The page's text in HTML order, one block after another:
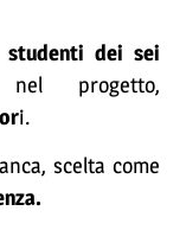
studenti dei sei
progetto,
i.
scelta come